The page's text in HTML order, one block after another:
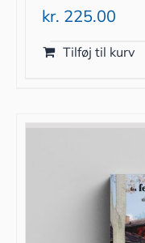
kr. 225.00
Tilføj til kurv